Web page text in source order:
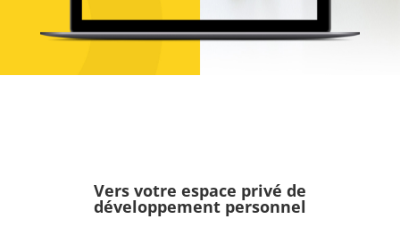
Vers votre espace privé de
développement personnel